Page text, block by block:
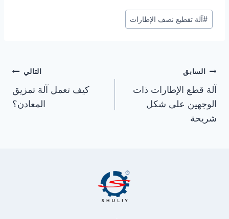
وسوم
المقال:
#آلة تقطيع نصف الإطارات
تصفّح
المقالات
السابق
آلة قطع الإطارات ذات
الوجهين على شكل
شريحة
التالي
كيف تعمل آلة تمزيق
المعادن؟